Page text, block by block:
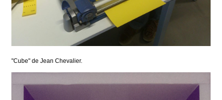
"Cube" de Jean Chevalier.